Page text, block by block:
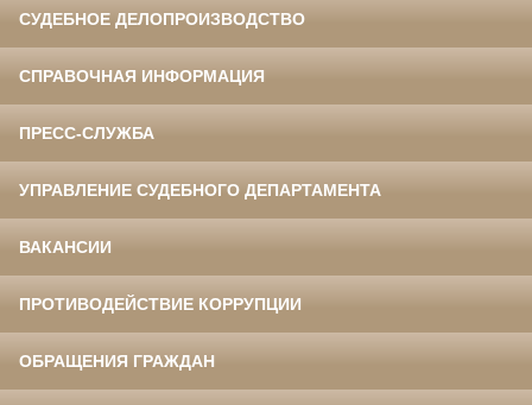
СУДЕБНОЕ ДЕЛОПРОИЗВОДСТВО
СПРАВОЧНАЯ ИНФОРМАЦИЯ
ПРЕСС-СЛУЖБА
УПРАВЛЕНИЕ СУДЕБНОГО ДЕПАРТАМЕНТА
ВАКАНСИИ
ПРОТИВОДЕЙСТВИЕ КОРРУПЦИИ
ОБРАЩЕНИЯ ГРАЖДАН